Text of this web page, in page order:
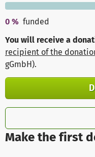
Make the first
0 % funded
You will receive a
recipient of the
gGmbH).